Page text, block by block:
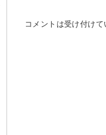
コメントは受け付け